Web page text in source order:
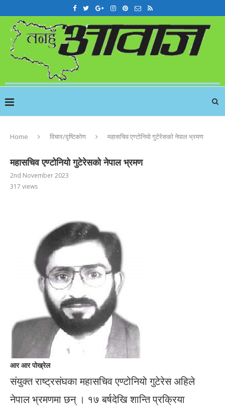
Home विचार/दृष्टिकोण महासचिव एण्टोनियो गुटेरेसको नेपाल भ्रमण
महासचिव एण्टोनियो गुटेरेसको नेपाल भ्रमण
2nd November 2023
317 views
आर आर पोख्रेल
संयुक्त राष्ट्रसंघका महासचिव एण्टोनियो गुटेरेस अहिले
नेपाल भ्रमणमा छन् । १७ बर्षदेखि शान्ति प्रक्रिया